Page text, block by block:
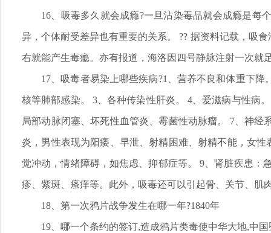
16、吸毒多久就会成瘾?一旦沾染毒品就会成瘾是每
异，个体耐受差异也有重要的关系。 ?? 据资料记载，吸
右就能产生毒瘾。亦有报道，海洛因四号静脉注射一次
17、吸毒者易染上哪些疾病?1、营养不良和体重下
核等肺部感染。 3、各种传染性肝炎。 4、爱滋病与性病
局部动脉闭塞、坏死性血管炎、霉菌性动脉瘤。 7、神
炎，男性表现为阳痿、早泄、射精困难、射精不能，女
觉冲动，情绪障碍，如焦虑、抑郁症等。 9、肾脏疾患：
疹、紫斑、瘙痒等。此外，吸毒还可以引起骨、关节、肌
18、第一次鸦片战争发生在哪一年?1840年
19、哪一个条约的签订,造成鸦片类毒使中华大地,中